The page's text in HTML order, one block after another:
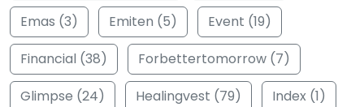
Emas (3)
Emiten (5)
Event (19)
Financial (38)
Forbettertomorrow (7)
Glimpse (24)
Healingvest (79)
Index (1)